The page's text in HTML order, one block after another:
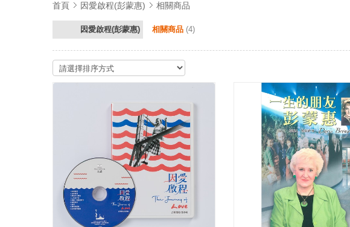
首頁 因愛啟程(彭蒙惠) 相關商品
因愛啟程(彭蒙惠) 相關商品 (4)